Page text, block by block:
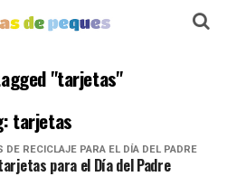
"tarjetas"
tarjetas
DE RECICLAJE PARA EL DÍA DEL PADRE
para el Día del Padre